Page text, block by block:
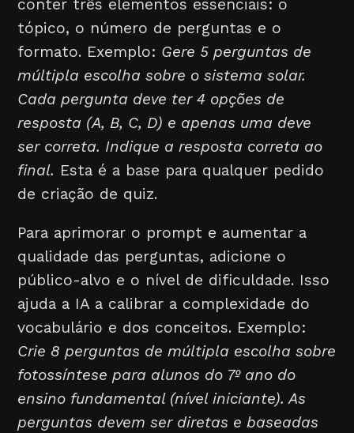
conter três elementos essenciais: o
tópico, o número de perguntas e o
formato. Exemplo: Gere 5 perguntas de
múltipla escolha sobre o sistema solar.
Cada pergunta deve ter 4 opções de
resposta (A, B, C, D) e apenas uma deve
ser correta. Indique a resposta correta ao
final. Esta é a base para qualquer pedido
de criação de quiz.
Para aprimorar o prompt e aumentar a
qualidade das perguntas, adicione o
público-alvo e o nível de dificuldade. Isso
ajuda a IA a calibrar a complexidade do
vocabulário e dos conceitos. Exemplo:
Crie 8 perguntas de múltipla escolha sobre
fotossíntese para alunos do 7º ano do
ensino fundamental (nível iniciante). As
perguntas devem ser diretas e baseadas